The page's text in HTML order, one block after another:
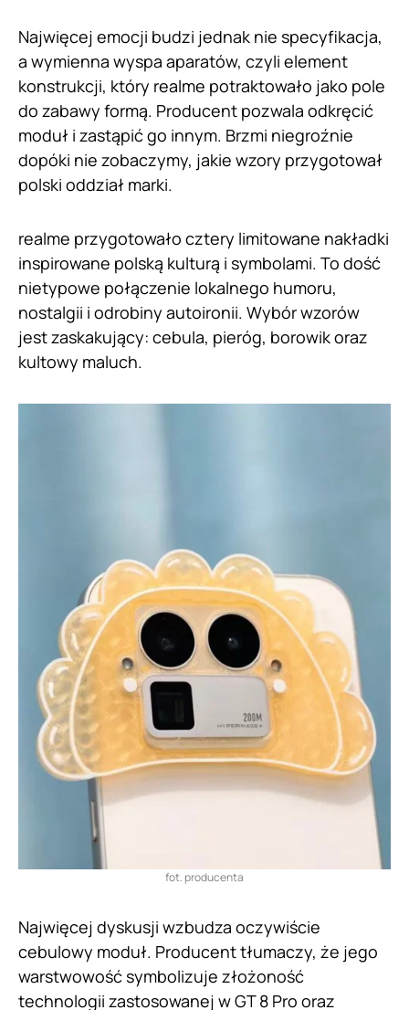
Najwięcej emocji budzi jednak nie specyfikacja,
a wymienna wyspa aparatów, czyli element
konstrukcji, który realme potraktowało jako pole
do zabawy formą. Producent pozwala odkręcić
moduł i zastąpić go innym. Brzmi niegroźnie
dopóki nie zobaczymy, jakie wzory przygotował
polski oddział marki.
realme przygotowało cztery limitowane nakładki
inspirowane polską kulturą i symbolami. To dość
nietypowe połączenie lokalnego humoru,
nostalgii i odrobiny autoironii. Wybór wzorów
jest zaskakujący: cebula, pieróg, borowik oraz
kultowy maluch.
fot. producenta
Najwięcej dyskusji wzbudza oczywiście
cebulowy moduł. Producent tłumaczy, że jego
warstwowość symbolizuje złożoność
technologii zastosowanej w GT 8 Pro oraz